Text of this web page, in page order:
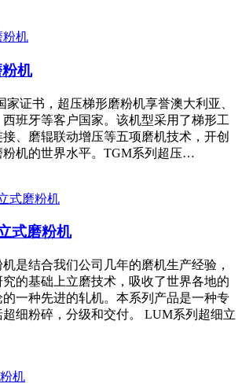
机
家证书，超压梯形磨粉机享誉澳大利亚、
班牙等客户国家。该机型采用了梯形工
、磨辊联动增压等五项磨机技术，开创
粉机的世界水平。TGM系列超压…
式磨粉机
是结合我们公司几年的磨机生产经验，
的基础上立磨技术，吸收了世界各地的
一种先进的轧机。本系列产品是一种专
超细粉碎，分级和交付。 LUM系列超细立